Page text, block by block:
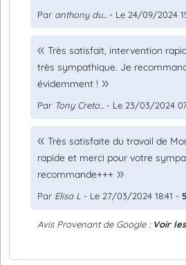
Par anthony du... - Le 24/09/2024
Très satisfait, intervention
très sympathique. Je
évidemment !
Par Tony Creto... - Le 23/03/2024
Très satisfaite du travail de
rapide et merci pour votre
recommande+++
Par Elisa L - Le 27/03/2024 18:41 -
Avis Provenant de Google : Voir